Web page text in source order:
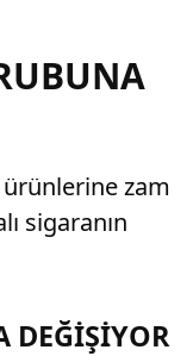
zam
sigaranın
DEĞİŞİYOR